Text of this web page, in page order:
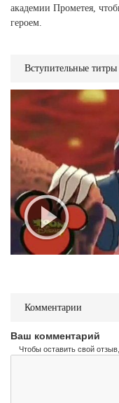
академии Прометея,
героем.
Вступительные титры
Комментарии
Ваш комментарий
Чтобы оставить свой